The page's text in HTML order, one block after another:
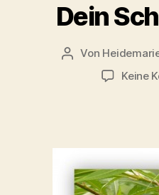
Dein
Beitragsautor
Von
Keine